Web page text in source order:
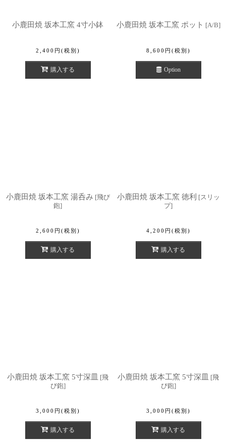
小鹿田焼 坂本工窯 4寸小鉢
2,400 円 (税別)
購入する
小鹿田焼 坂本工窯 ポット [A/B]
8,600 円 (税別)
Option
小鹿田焼 坂本工窯 湯呑み [飛び
鉋]
2,600 円 (税別)
購入する
小鹿田焼 坂本工窯 徳利 [スリッ
プ]
4,200 円 (税別)
購入する
小鹿田焼 坂本工窯 5寸深皿 [飛
び鉋]
3,000 円 (税別)
購入する
小鹿田焼 坂本工窯 5寸深皿 [飛
び鉋]
3,000 円 (税別)
購入する